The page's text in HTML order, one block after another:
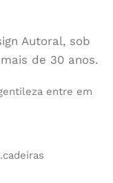
Autoral, sob
de 30 anos.
entre em